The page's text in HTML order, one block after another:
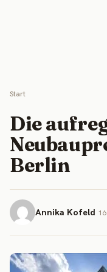
Start
Die
Berlin
Annika Kofeld